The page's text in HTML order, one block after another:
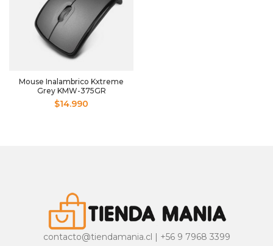
Mouse Inalambrico Kxtreme
Grey KMW-375GR
$14.990
contacto@tiendamania.cl | +56 9 7968 3399